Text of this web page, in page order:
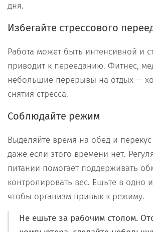
дня.
Избегайте стрессового
Работа может быть интенсивной и
приводит к перееданию. Фитнес,
небольшие перерывы на отдых —
снятия стресса.
Соблюдайте режим
Выделяйте время на обед и
даже если этого времени нет.
питании помогает поддерживать
контролировать вес. Ешьте в одно
чтобы организм привык к режиму.
Не ешьте за рабочим столом.